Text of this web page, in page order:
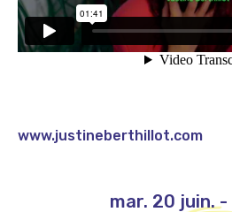
www.justineberthillot.com
mar. 20 juin.-